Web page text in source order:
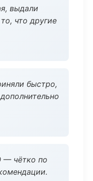
выдали
что другие
быстро,
— чётко по